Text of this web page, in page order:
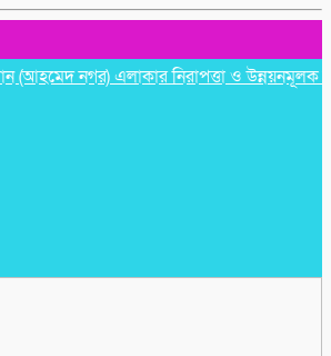
নগর) এলাকার নিরাপত্তা ও উন্নয়নমূলক জরুরি